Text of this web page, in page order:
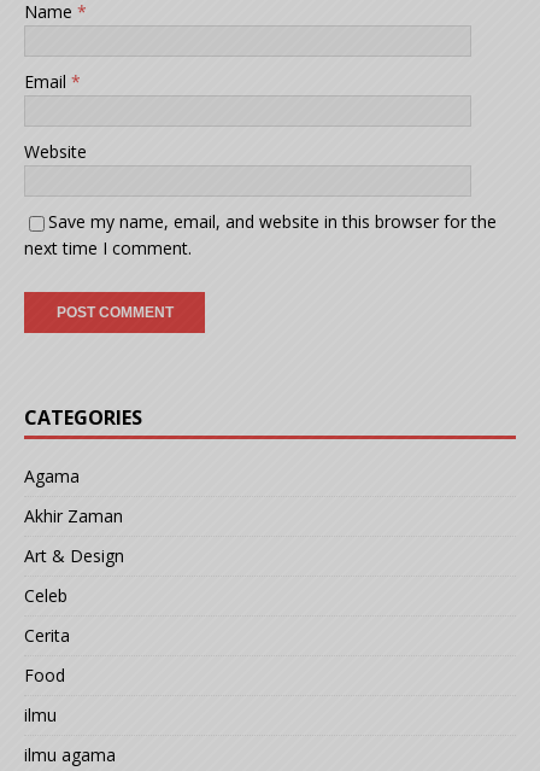
Name *
Email *
Website
Save my name, email, and website in this browser for the
next time I comment.
CATEGORIES
Agama
Akhir Zaman
Art & Design
Celeb
Cerita
Food
ilmu
ilmu agama